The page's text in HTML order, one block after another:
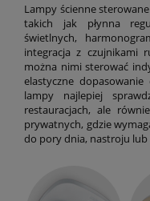
Lampy ścienne
takich jak płynna
świetlnych,
integracja z czujnikami
można nimi sterować
elastyczne
lampy najlepiej
restauracjach, ale
prywatnych, gdzie
do pory dnia, nastroju lub